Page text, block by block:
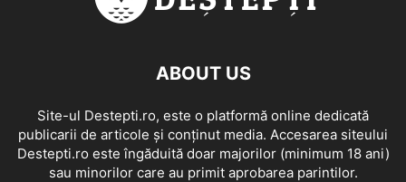
ABOUT US
Site-ul Destepti.ro, este o platformă online dedicată
publicarii de articole și conținut media. Accesarea siteului
Destepti.ro este îngăduită doar majorilor (minimum 18 ani)
sau minorilor care au primit aprobarea parintilor.